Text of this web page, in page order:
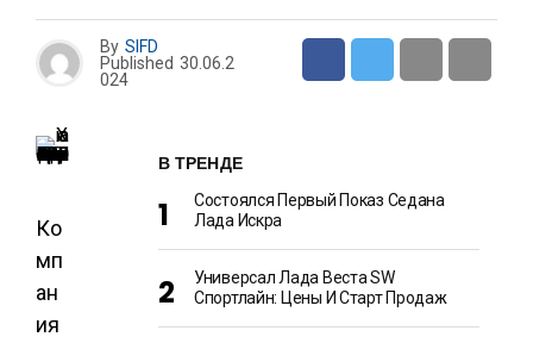
By SIFD
Published 30.06.2
024
Ко
мп
ан
ия
В ТРЕНДЕ
Состоялся Первый Показ Седана
Лада Искра
Универсал Лада Веста SW
Спортлайн: Цены И Старт Продаж